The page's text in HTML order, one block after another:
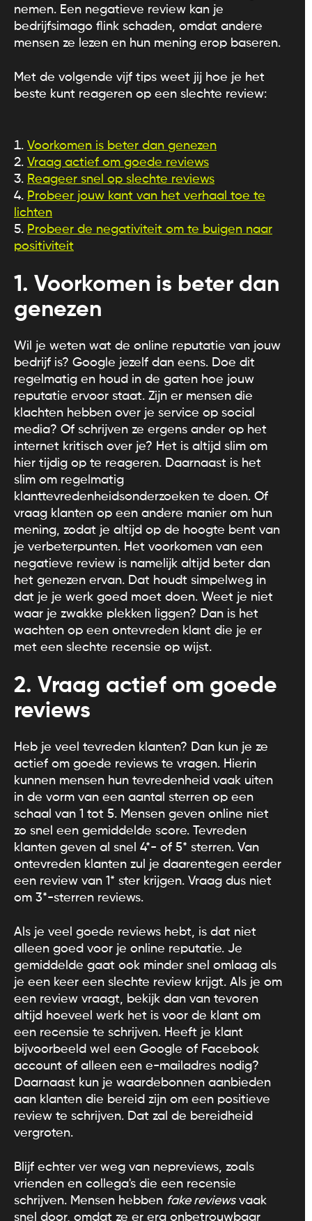
nemen. Een negatieve review kan je
bedrijfsimago flink schaden, omdat andere
mensen ze lezen en hun mening erop baseren.
Met de volgende vijf tips weet jij hoe je het
beste kunt reageren op een slechte review:
Voorkomen is beter dan genezen
Vraag actief om goede reviews
Reageer snel op slechte reviews
Probeer jouw kant van het verhaal toe te
lichten
Probeer de negativiteit om te buigen naar
positiviteit
1. Voorkomen is beter dan
genezen
Wil je weten wat de online reputatie van jouw
bedrijf is? Google jezelf dan eens. Doe dit
regelmatig en houd in de gaten hoe jouw
reputatie ervoor staat. Zijn er mensen die
klachten hebben over je service op social
media? Of schrijven ze ergens ander op het
internet kritisch over je? Het is altijd slim om
hier tijdig op te reageren. Daarnaast is het
slim om regelmatig
klanttevredenheidsonderzoeken te doen. Of
vraag klanten op een andere manier om hun
mening, zodat je altijd op de hoogte bent van
je verbeterpunten. Het voorkomen van een
negatieve review is namelijk altijd beter dan
het genezen ervan. Dat houdt simpelweg in
dat je je werk goed moet doen. Weet je niet
waar je zwakke plekken liggen? Dan is het
wachten op een ontevreden klant die je er
met een slechte recensie op wijst.
2. Vraag actief om goede
reviews
Heb je veel tevreden klanten? Dan kun je ze
actief om goede reviews te vragen. Hierin
kunnen mensen hun tevredenheid vaak uiten
in de vorm van een aantal sterren op een
schaal van 1 tot 5. Mensen geven online niet
zo snel een gemiddelde score. Tevreden
klanten geven al snel 4*- of 5* sterren. Van
ontevreden klanten zul je daarentegen eerder
een review van 1* ster krijgen. Vraag dus niet
om 3*-sterren reviews.
Als je veel goede reviews hebt, is dat niet
alleen goed voor je online reputatie. Je
gemiddelde gaat ook minder snel omlaag als
je een keer een slechte review krijgt. Als je om
een review vraagt, bekijk dan van tevoren
altijd hoeveel werk het is voor de klant om
een recensie te schrijven. Heeft je klant
bijvoorbeeld wel een Google of Facebook
account of alleen een e-mailadres nodig?
Daarnaast kun je waardebonnen aanbieden
aan klanten die bereid zijn om een positieve
review te schrijven. Dat zal de bereidheid
vergroten.
Blijf echter ver weg van nepreviews, zoals
vrienden en collega's die een recensie
schrijven. Mensen hebben fake reviewsvaak
snel door, omdat ze er erg onbetrouwbaar